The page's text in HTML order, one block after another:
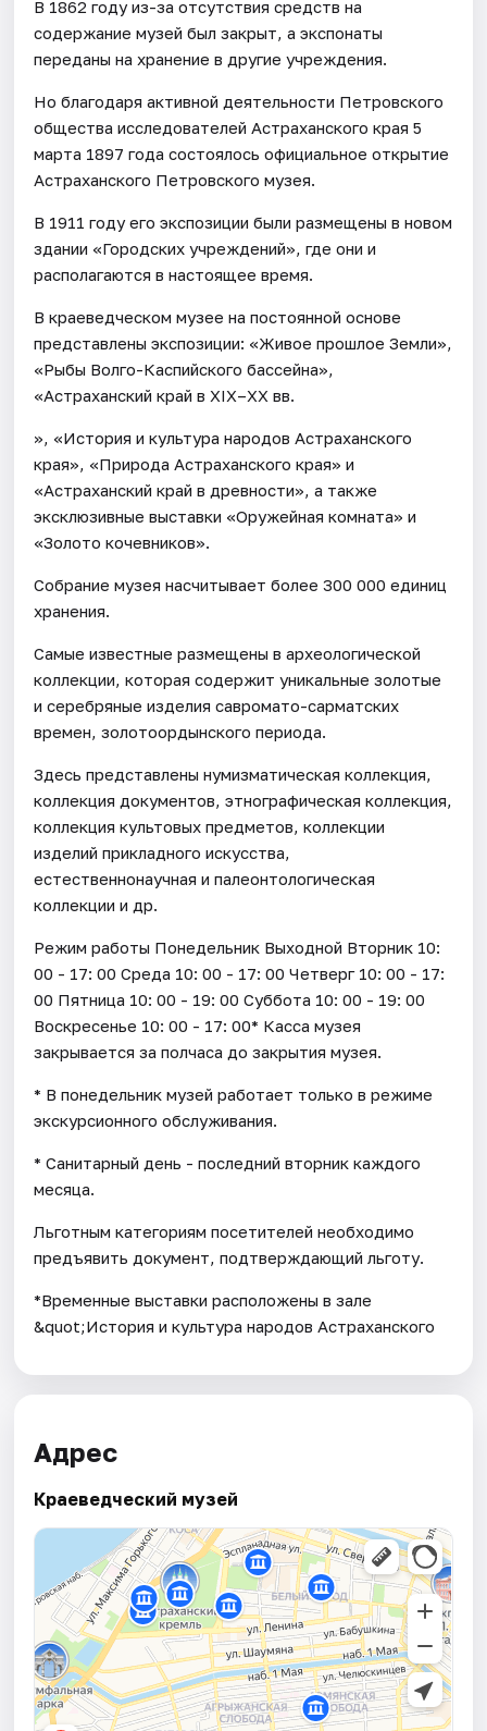
В 1862 году из-за отсутствия средств на
содержание музей был закрыт, а экспонаты
переданы на хранение в другие учреждения.
Но благодаря активной деятельности Петровского
общества исследователей Астраханского края 5
марта 1897 года состоялось официальное открытие
Астраханского Петровского музея.
В 1911 году его экспозиции были размещены в новом
здании «Городских учреждений», где они и
располагаются в настоящее время.
В краеведческом музее на постоянной основе
представлены экспозиции: «Живое прошлое Земли»,
«Рыбы Волго-Каспийского бассейна»,
«Астраханский край в XIX–XX вв.
», «История и культура народов Астраханского
края», «Природа Астраханского края» и
«Астраханский край в древности», а также
эксклюзивные выставки «Оружейная комната» и
«Золото кочевников».
Собрание музея насчитывает более 300 000 единиц
хранения.
Самые известные размещены в археологической
коллекции, которая содержит уникальные золотые
и серебряные изделия савромато-сарматских
времен, золотоордынского периода.
Здесь представлены нумизматическая коллекция,
коллекция документов, этнографическая коллекция,
коллекция культовых предметов, коллекции
изделий прикладного искусства,
естественнонаучная и палеонтологическая
коллекции и др.
Режим работы Понедельник Выходной Вторник 10:
00 - 17: 00 Среда 10: 00 - 17: 00 Четверг 10: 00 - 17:
00 Пятница 10: 00 - 19: 00 Суббота 10: 00 - 19: 00
Воскресенье 10: 00 - 17: 00* Касса музея
закрывается за полчаса до закрытия музея.
* В понедельник музей работает только в режиме
экскурсионного обслуживания.
* Санитарный день - последний вторник каждого
месяца.
Льготным категориям посетителей необходимо
предъявить документ, подтверждающий льготу.
*Временные выставки расположены в зале
&quot;История и культура народов Астраханского
Адрес
Краеведческий музей